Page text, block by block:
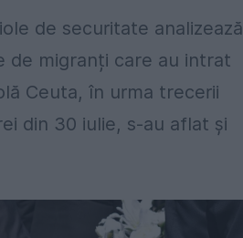
de securitate analizează
de migranți care au intrat
Ceuta, în urma trecerii
din 30 iulie, s-au aflat și